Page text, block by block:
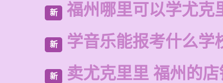
新 福州哪里可以学尤克
新 学音乐能报考什么学
新 卖尤克里里 福州的店